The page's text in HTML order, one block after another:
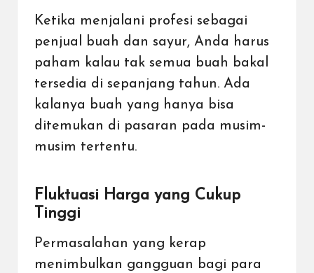
Ketika menjalani profesi sebagai
penjual buah dan sayur, Anda harus
paham kalau tak semua buah bakal
tersedia di sepanjang tahun. Ada
kalanya buah yang hanya bisa
ditemukan di pasaran pada musim-
musim tertentu.
Fluktuasi Harga yang Cukup
Tinggi
Permasalahan yang kerap
menimbulkan gangguan bagi para